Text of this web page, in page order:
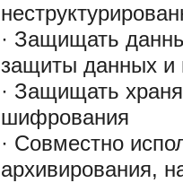
· Защищать
защиты данных и
· Защищать
шифрования
· Совместно
архивирования,